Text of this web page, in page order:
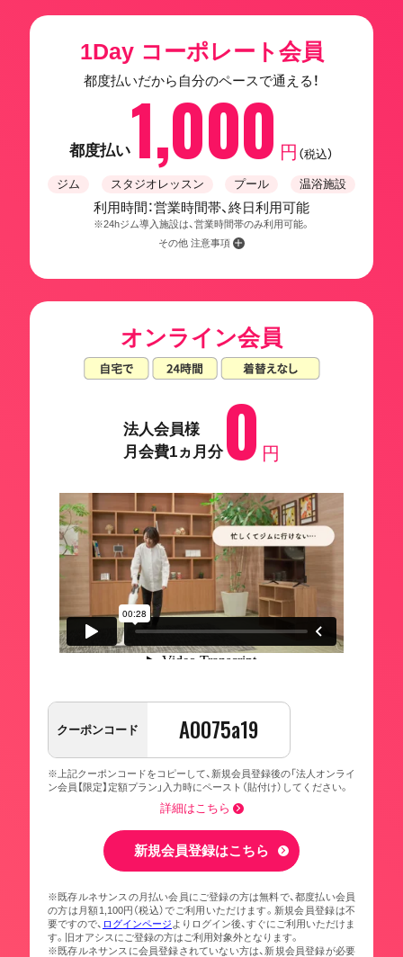
1Day コーポレート会員
都度払いだから自分のペースで通える！
都度払い1,000 円 （税込）
ジム スタジオレッスン プール 温浴施設
利用時間：営業時間帯、終日利用可能
※24hジム導入施設は、営業時間帯のみ利用可能。
その他 注意事項
オンライン会員
法人会員様
月会費1ヵ月分0 円
クーポンコード A0075a19
※上記クーポンコードをコピーして、新規会員登録後の「法人オンライ
ン会員【限定】定額プラン」入力時にペースト（貼付け）してください。
詳細はこちら
新規会員登録はこちら
※既存ルネサンスの月払い会員にご登録の方は無料で、都度払い会員
の方は月額1,100円（税込）でご利用いただけます。新規会員登録は不
要ですので、 ログインページ よりログイン後、すぐにご利用いただけま
す。旧オアシスにご登録の方はご利用対象外となります。
※既存ルネサンスに会員登録されていない方は、新規会員登録が必要